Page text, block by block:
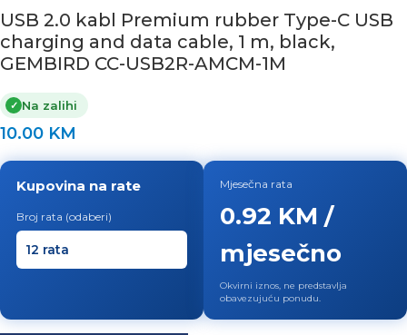
USB 2.0 kabl Premium rubber Type-C USB
charging and data cable, 1 m, black,
GEMBIRD CC-USB2R-AMCM-1M
✓ Na zalihi
10.00 KM
Kupovina na rate
Broj rata (odaberi)
Mjesečna rata
0.92 KM /
mjesečno
Okvirni iznos, ne predstavlja
obavezujuću ponudu.